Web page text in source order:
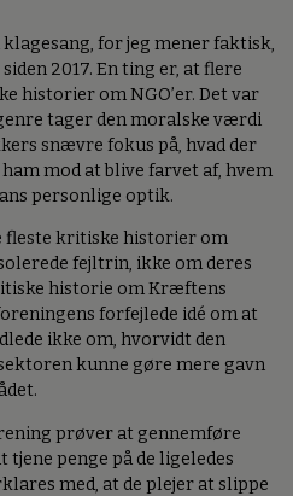
for jeg mener faktisk,
2017. En ting er, at flere
historier om NGO’er. Det var
tager den moralske værdi
snævre fokus på, hvad der
mod at blive farvet af, hvem
personlige optik.
fleste kritiske historier om
fejltrin, ikke om deres
historie om Kræftens
forfejlede idé om at
ikke om, hvorvidt den
kunne gøre mere gavn
prøver at gennemføre
tjene penge på de ligeledes
med, at de plejer at slippe